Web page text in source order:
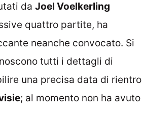
da Joel Voelkerling
quattro partite, ha
neanche convocato. Si
tutti i dettagli di
una precisa data di rientro
; al momento non ha avuto